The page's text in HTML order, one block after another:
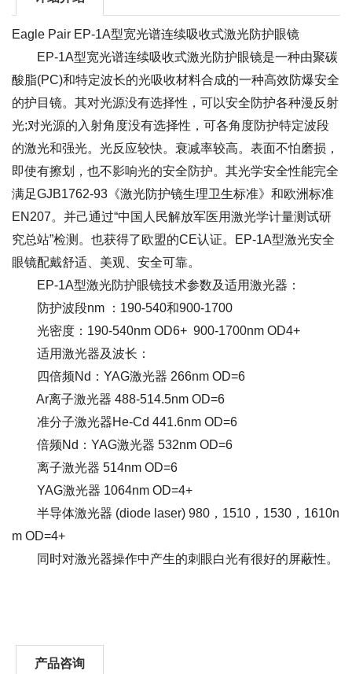
Eagle Pair EP-1A型宽光谱连续吸收式激光防护眼镜
EP-1A型宽光谱连续吸收式激光防护眼镜是一种由聚碳
酸脂(PC)和特定波长的光吸收材料合成的一种高效防爆安全
的护目镜。其对光源没有选择性，可以安全防护各种漫反射
光;对光源的入射角度没有选择性，可各角度防护特定波段
的激光和强光。光反应较快。衰减率较高。表面不怕磨损，
即使有擦划，也不影响光的安全防护。其光学安全性能完全
满足GJB1762-93《激光防护镜生理卫生标准》和欧洲标准
EN207。并己通过“中国人民解放军医用激光学计量测试研
究总站”检测。也获得了欧盟的CE认证。EP-1A型激光安全
眼镜配戴舒适、美观、安全可靠。
EP-1A型激光防护眼镜技术参数及适用激光器：
防护波段nm ：190-540和900-1700
光密度：190-540nm OD6+ 900-1700nm OD4+
适用激光器及波长：
四倍频Nd：YAG激光器 266nm OD=6
Ar离子激光器 488-514.5nm OD=6
准分子激光器He-Cd 441.6nm OD=6
倍频Nd：YAG激光器 532nm OD=6
离子激光器 514nm OD=6
YAG激光器 1064nm OD=4+
半导体激光器 (diode laser) 980，1510，1530，1610n
m OD=4+
同时对激光器操作中产生的刺眼白光有很好的屏蔽性。
产品咨询